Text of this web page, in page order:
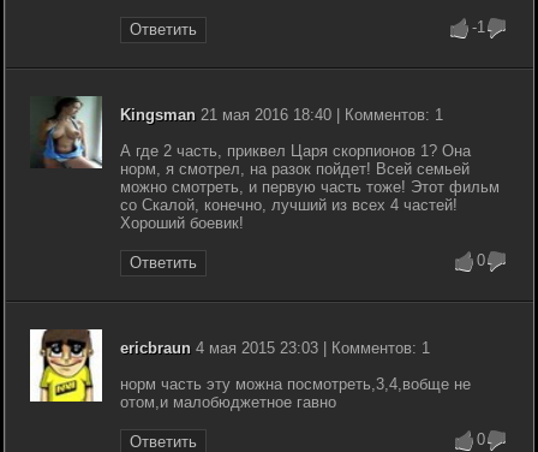
Ответить -1
Kingsman 21 мая 2016 18:40 | Комментов: 1
А где 2 часть, приквел Царя скорпионов 1? Она
норм, я смотрел, на разок пойдет! Всей семьей
можно смотреть, и первую часть тоже! Этот фильм
со Скалой, конечно, лучший из всех 4 частей!
Хороший боевик!
Ответить 0
ericbraun 4 мая 2015 23:03 | Комментов: 1
норм часть эту можна посмотреть,3,4,вобще не
отом,и малобюджетное гавно
Ответить 0